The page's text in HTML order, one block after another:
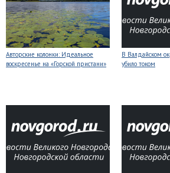
Авторские колонки: Идеальное
воскресенье на «Горской пристани»
В Валдайском
убило током